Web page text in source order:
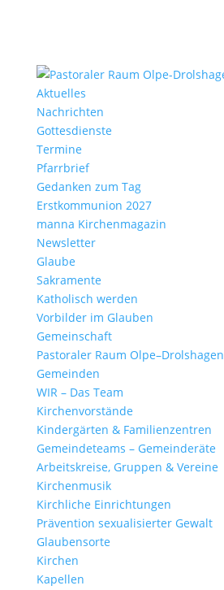
Aktu­elles
Nach­richten
Gottes­dienste
Termine
Pfarr­brief
Gedanken zum Tag
Erst­kom­mu­nion 2027
manna Kirchen­ma­gazin
News­letter
Glaube
Sakra­mente
Katho­lisch werden
Vorbilder im Glauben
Gemein­schaft
Pasto­raler Raum Olpe–Drolshagen
Gemeinden
WIR – Das Team
Kirchen­vor­stände
Kinder­gärten & Familienzentren
Gemein­de­teams – Gemeinderäte
Arbeits­kreise, Gruppen & Vereine
Kirchen­musik
Kirch­liche Einrichtungen
Präven­tion sexua­li­sierter Gewalt
Glau­ben­s­orte
Kirchen
Kapellen